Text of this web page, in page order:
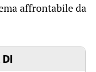
affrontabile da